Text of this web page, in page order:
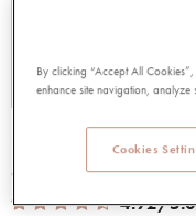
PATE
93269
4.92 out of 5 Customer
4.92/
By clicking “Accept All
enhance site navigation, analyze
Cookies